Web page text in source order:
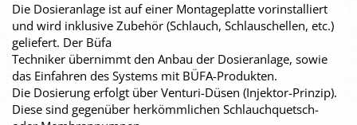
Die Dosieranlage ist auf einer Montageplatte vorinstalliert
und wird inklusive Zubehör (Schlauch, Schlauschellen, etc.)
geliefert. Der Büfa
Techniker übernimmt den Anbau der Dosieranlage, sowie
das Einfahren des Systems mit BÜFA-Produkten.
Die Dosierung erfolgt über Venturi-Düsen (Injektor-Prinzip).
Diese sind gegenüber herkömmlichen Schlauchquetsch-